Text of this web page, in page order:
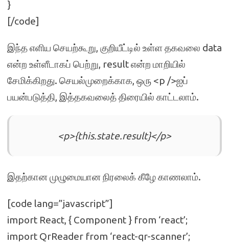
}
[/code]
இந்த எளிய செயற்கூறு, குறியீட்டில் உள்ள தகவலை data
என்ற உள்ளீடாகப் பெற்று, result என்ற மாறியில்
சேமிக்கிறது. செயல்முறைக்காக, ஒரு <p />ஐப்
பயன்படுத்தி, இத்தகவலைத் திரையில் காட்டலாம்.
<p>{this.state.result}</p>
இதற்கான முழுமையான நிரலைக் கீழே காணலாம்.
[code lang=”javascript”]
import React, { Component } from ‘react’;
import QrReader from ‘react-qr-scanner’;